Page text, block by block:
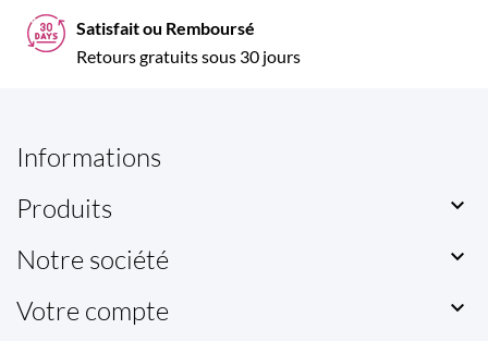
Satisfait ou Remboursé
Retours gratuits sous 30 jours
Informations
Produits

Notre société 
Votre compte 